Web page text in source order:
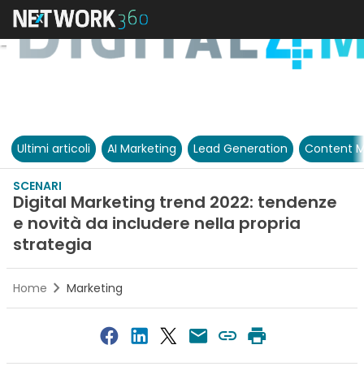
Ultimi articoli AI Marketing Lead Generation Content
SCENARI
Digital Marketing trend 2022: tendenze
e novità da includere nella propria
strategia
Home Marketing